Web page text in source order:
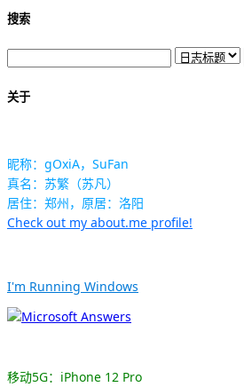
搜索
关于
昵称：gOxiA，SuFan
真名：苏繁（苏凡）
居住：郑州，原居：洛阳
Check out my about.me profile!
I'm Running Windows
移动5G：iPhone 12 Pro